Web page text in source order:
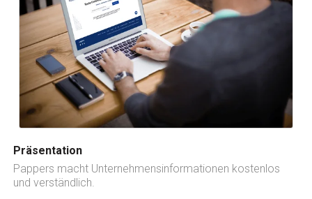
Präsentation
Pappers macht Unternehmensinformationen kostenlos
und verständlich.